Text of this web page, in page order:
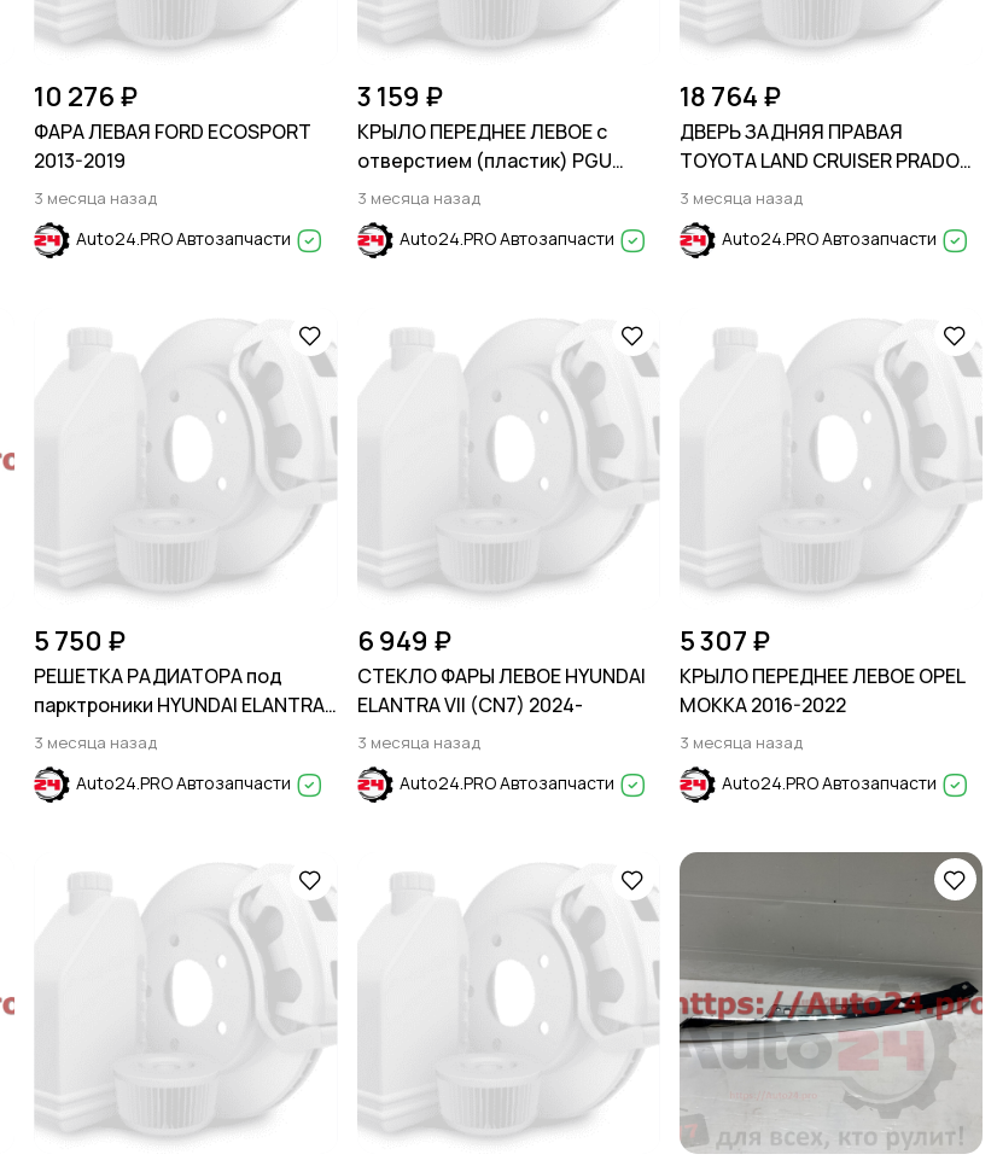
10 276 ₽
ФАРА ЛЕВАЯ FORD ECOSPORT
2013-2019
3 месяца назад
Auto24.PRO Автозапчасти
3 159 ₽
КРЫЛО ПЕРЕДНЕЕ ЛЕВОЕ с
отверстием (пластик) PGU
Cristal White Белый HYUNDAI
SOLARIS 2011-2017
3 месяца назад
Auto24.PRO Автозапчасти
18 764 ₽
ДВЕРЬ ЗАДНЯЯ ПРАВАЯ
TOYOTA LAND CRUISER PRADO
J150 2009-
3 месяца назад
Auto24.PRO Автозапчасти
5 750 ₽
РЕШЕТКА РАДИАТОРА под
парктроники HYUNDAI ELANTRA
VII (CN7) 2024-
3 месяца назад
Auto24.PRO Автозапчасти
6 949 ₽
СТЕКЛО ФАРЫ ЛЕВОЕ HYUNDAI
ELANTRA VII (CN7) 2024-
3 месяца назад
Auto24.PRO Автозапчасти
5 307 ₽
КРЫЛО ПЕРЕДНЕЕ ЛЕВОЕ OPEL
MOKKA 2016-2022
3 месяца назад
Auto24.PRO Автозапчасти